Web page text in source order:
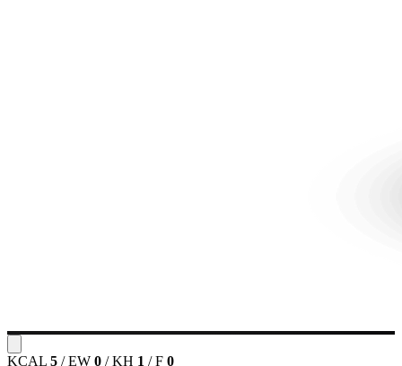
KCAL 5 / EW 0 / KH 1 / F 0